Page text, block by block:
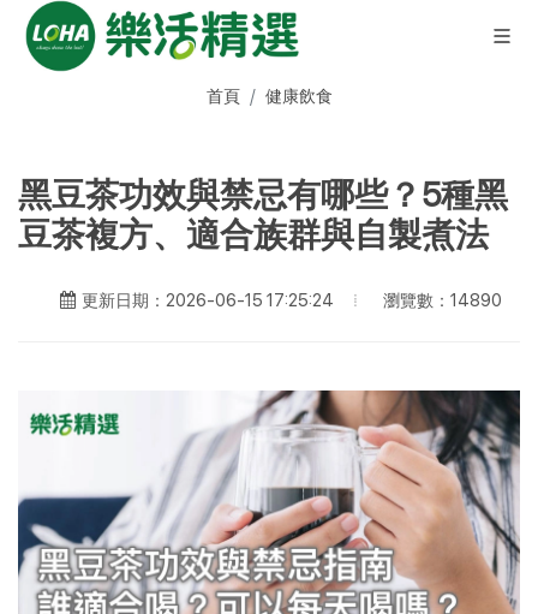
首頁 健康飲食
黑豆茶功效與禁忌有哪些？5種黑
豆茶複方、適合族群與自製煮法
更新日期：2026-06-15 17:25:24 瀏覽數：14890